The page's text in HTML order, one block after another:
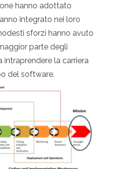
hanno adottato
integrato nei loro
sforzi hanno avuto
parte degli
la carriera
del software.